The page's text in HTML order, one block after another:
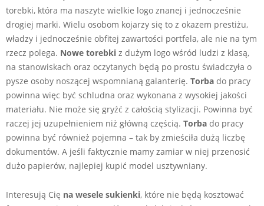
torebki, która ma naszyte wielkie logo znanej i jednocześnie
drogiej marki. Wielu osobom kojarzy się to z okazem prestiżu,
władzy i jednocześnie obfitej zawartości portfela, ale nie na tym
rzecz polega. Nowe torebki z dużym logo wśród ludzi z klasą,
na stanowiskach oraz oczytanych będą po prostu świadczyła o
pysze osoby noszącej wspomnianą galanterię. Torba do pracy
powinna więc być schludna oraz wykonana z wysokiej jakości
materiału. Nie może się gryźć z całością stylizacji. Powinna być
raczej jej uzupełnieniem niż główną częścią. Torba do pracy
powinna być również pojemna – tak by zmieściła dużą liczbę
dokumentów. A jeśli faktycznie mamy zamiar w niej przenosić
dużo papierów, najlepiej kupić model usztywniany.
Interesują Cię na wesele sukienki, które nie będą kosztować